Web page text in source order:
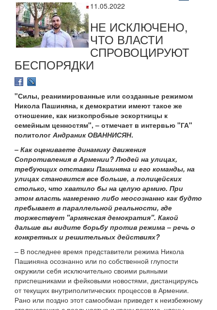
11.05.2022
НЕ ИСКЛЮЧЕНО,
ЧТО ВЛАСТИ
СПРОВОЦИРУЮТ
БЕСПОРЯДКИ
"Силы, реанимированные или созданные режимом
Никола Пашиняна, к демократии имеют такое же
отношение, как низкопробные эскортницы к
семейным ценностям", – отмечает в интервью "ГА"
политолог Андраник ОВАННИСЯН.
– Как оцениваете динамику движения
Сопротивления в Армении? Людей на улицах,
требующих отставки Пашиняна и его команды, на
улицах становится все больше, а полицейских
столько, что хватило бы на целую армию. При
этом власть намеренно либо неосознанно как будто
пребывает в параллельной реальности, где
торжествует "армянская демократия". Какой
дальше вы видите борьбу против режима – речь о
конкретных и решительных действиях?
– В последнее время представители режима Никола
Пашиняна осознанно или по собственной глупости
окружили себя исключительно своими рьяными
приспешниками и фейковыми новостями, дистанцируясь
от текущих внутриполитических процессов в Армении.
Рано или поздно этот самообман приведет к неизбежному